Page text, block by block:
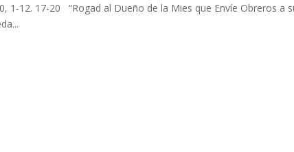
1-12. 17-20 “Rogad al Dueño de la Mies que Envíe Obreros a